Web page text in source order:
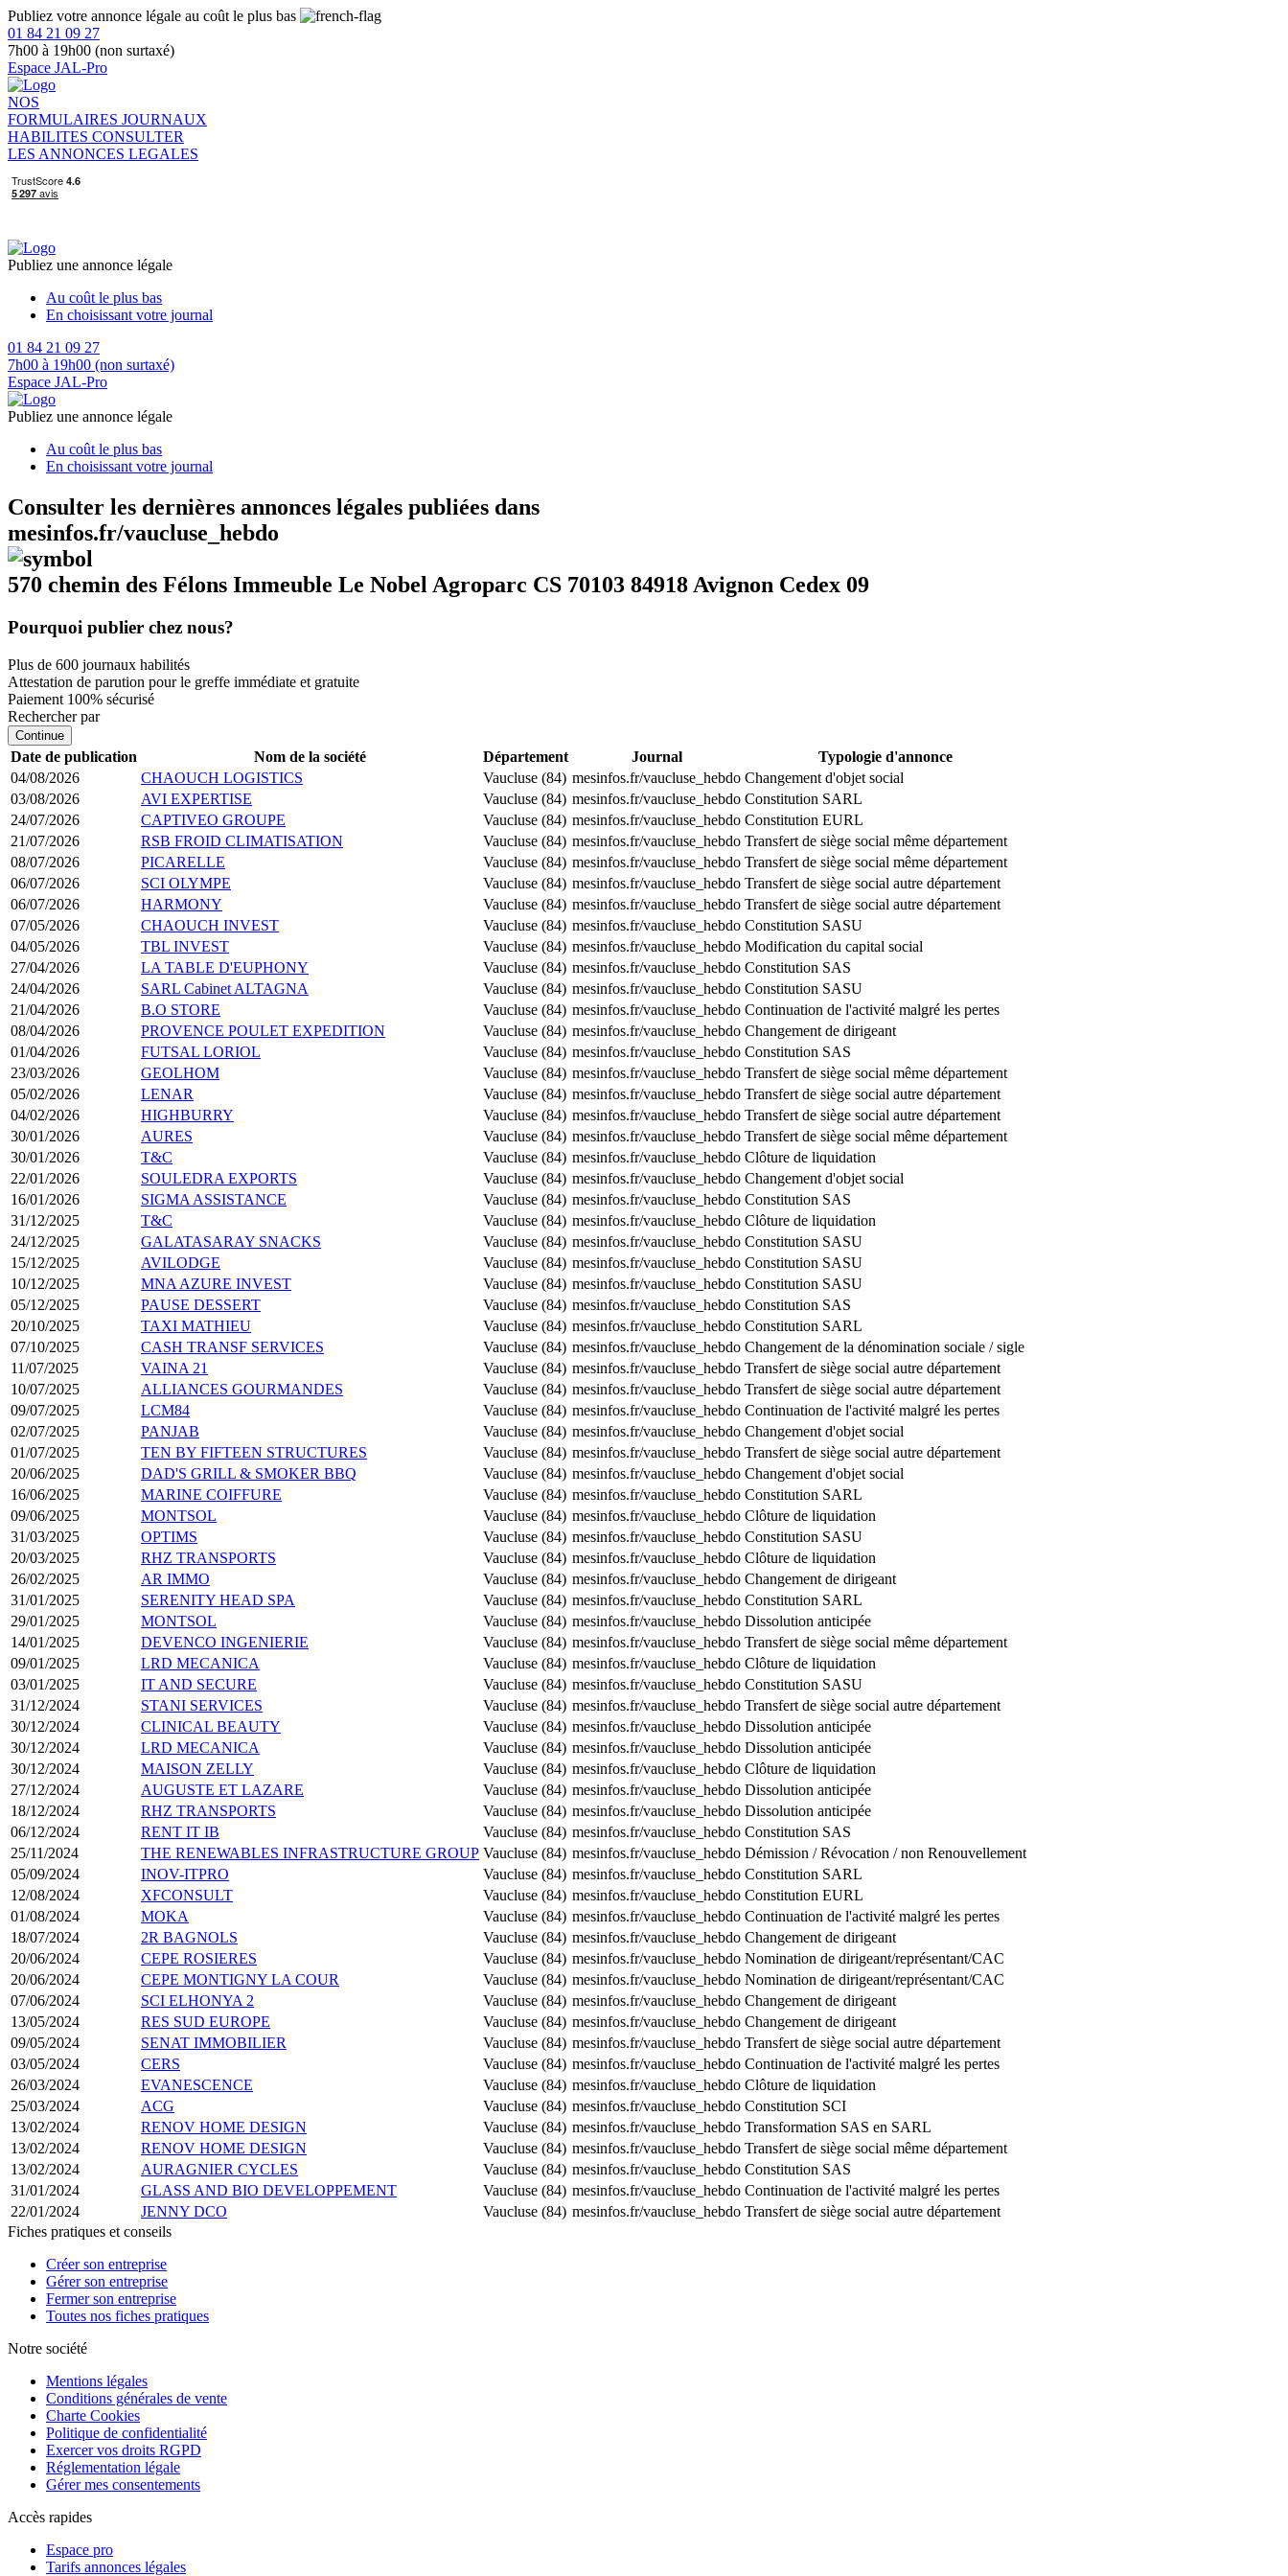
Publiez votre annonce légale au coût le plus bas
01 84 21 09 27
7h00 à 19h00 (non surtaxé)
Espace JAL-Pro
NOS
FORMULAIRES JOURNAUX
HABILITES CONSULTER
LES ANNONCES LEGALES
Publiez une annonce légale
Au coût le plus bas
En choisissant votre journal
01 84 21 09 27
7h00 à 19h00 (non surtaxé)
Espace JAL-Pro
Publiez une annonce légale
Au coût le plus bas
En choisissant votre journal
Consulter les dernières annonces légales publiées dans
mesinfos.fr/vaucluse_hebdo
570 chemin des Félons Immeuble Le Nobel Agroparc CS 70103 84918 Avignon Cedex 09
Pourquoi publier chez nous?
Plus de 600 journaux habilités
Attestation de parution pour le greffe immédiate et gratuite
Paiement 100% sécurisé
Rechercher par
Continue
Date de publication Nom de la société Département Journal
Typologie d'annonce
04/08/2026
CHAOUCH LOGISTICS Vaucluse (84) mesinfos.fr/vaucluse_hebdo Changement d'objet social
03/08/2026
AVI EXPERTISE Vaucluse (84) mesinfos.fr/vaucluse_hebdo Constitution SARL
24/07/2026
CAPTIVEO GROUPE Vaucluse (84) mesinfos.fr/vaucluse_hebdo Constitution EURL
21/07/2026
RSB FROID CLIMATISATION Vaucluse (84) mesinfos.fr/vaucluse_hebdo Transfert de siège social même département
08/07/2026
PICARELLE Vaucluse (84) mesinfos.fr/vaucluse_hebdo Transfert de siège social même département
06/07/2026
SCI OLYMPE Vaucluse (84) mesinfos.fr/vaucluse_hebdo Transfert de siège social autre département
06/07/2026
HARMONY Vaucluse (84) mesinfos.fr/vaucluse_hebdo Transfert de siège social autre département
07/05/2026
CHAOUCH INVEST Vaucluse (84) mesinfos.fr/vaucluse_hebdo Constitution SASU
04/05/2026
TBL INVEST Vaucluse (84) mesinfos.fr/vaucluse_hebdo Modification du capital social
27/04/2026
LA TABLE D'EUPHONY Vaucluse (84) mesinfos.fr/vaucluse_hebdo Constitution SAS
24/04/2026
SARL Cabinet ALTAGNA Vaucluse (84) mesinfos.fr/vaucluse_hebdo Constitution SASU
21/04/2026
B.O STORE Vaucluse (84) mesinfos.fr/vaucluse_hebdo Continuation de l'activité malgré les pertes
08/04/2026
PROVENCE POULET EXPEDITION Vaucluse (84) mesinfos.fr/vaucluse_hebdo Changement de dirigeant
01/04/2026
FUTSAL LORIOL Vaucluse (84) mesinfos.fr/vaucluse_hebdo Constitution SAS
23/03/2026
GEOLHOM Vaucluse (84) mesinfos.fr/vaucluse_hebdo Transfert de siège social même département
05/02/2026
LENAR Vaucluse (84) mesinfos.fr/vaucluse_hebdo Transfert de siège social autre département
04/02/2026
HIGHBURRY Vaucluse (84) mesinfos.fr/vaucluse_hebdo Transfert de siège social autre département
30/01/2026
AURES Vaucluse (84) mesinfos.fr/vaucluse_hebdo Transfert de siège social même département
30/01/2026
T&C Vaucluse (84) mesinfos.fr/vaucluse_hebdo Clôture de liquidation
22/01/2026
SOULEDRA EXPORTS Vaucluse (84) mesinfos.fr/vaucluse_hebdo Changement d'objet social
16/01/2026
SIGMA ASSISTANCE Vaucluse (84) mesinfos.fr/vaucluse_hebdo Constitution SAS
31/12/2025
T&C Vaucluse (84) mesinfos.fr/vaucluse_hebdo Clôture de liquidation
24/12/2025
GALATASARAY SNACKS Vaucluse (84) mesinfos.fr/vaucluse_hebdo Constitution SASU
15/12/2025
AVILODGE Vaucluse (84) mesinfos.fr/vaucluse_hebdo Constitution SASU
10/12/2025
MNA AZURE INVEST Vaucluse (84) mesinfos.fr/vaucluse_hebdo Constitution SASU
05/12/2025
PAUSE DESSERT Vaucluse (84) mesinfos.fr/vaucluse_hebdo Constitution SAS
20/10/2025
TAXI MATHIEU Vaucluse (84) mesinfos.fr/vaucluse_hebdo Constitution SARL
07/10/2025
CASH TRANSF SERVICES Vaucluse (84) mesinfos.fr/vaucluse_hebdo Changement de la dénomination sociale / sigle
11/07/2025
VAINA 21 Vaucluse (84) mesinfos.fr/vaucluse_hebdo Transfert de siège social autre département
10/07/2025
ALLIANCES GOURMANDES Vaucluse (84) mesinfos.fr/vaucluse_hebdo Transfert de siège social autre département
09/07/2025
LCM84 Vaucluse (84) mesinfos.fr/vaucluse_hebdo Continuation de l'activité malgré les pertes
02/07/2025
PANJAB Vaucluse (84) mesinfos.fr/vaucluse_hebdo Changement d'objet social
01/07/2025
TEN BY FIFTEEN STRUCTURES Vaucluse (84) mesinfos.fr/vaucluse_hebdo Transfert de siège social autre département
20/06/2025
DAD'S GRILL & SMOKER BBQ Vaucluse (84) mesinfos.fr/vaucluse_hebdo Changement d'objet social
16/06/2025
MARINE COIFFURE Vaucluse (84) mesinfos.fr/vaucluse_hebdo Constitution SARL
09/06/2025
MONTSOL Vaucluse (84) mesinfos.fr/vaucluse_hebdo Clôture de liquidation
31/03/2025
OPTIMS Vaucluse (84) mesinfos.fr/vaucluse_hebdo Constitution SASU
20/03/2025
RHZ TRANSPORTS Vaucluse (84) mesinfos.fr/vaucluse_hebdo Clôture de liquidation
26/02/2025
AR IMMO Vaucluse (84) mesinfos.fr/vaucluse_hebdo Changement de dirigeant
31/01/2025
SERENITY HEAD SPA Vaucluse (84) mesinfos.fr/vaucluse_hebdo Constitution SARL
29/01/2025
MONTSOL Vaucluse (84) mesinfos.fr/vaucluse_hebdo Dissolution anticipée
14/01/2025
DEVENCO INGENIERIE Vaucluse (84) mesinfos.fr/vaucluse_hebdo Transfert de siège social même département
09/01/2025
LRD MECANICA Vaucluse (84) mesinfos.fr/vaucluse_hebdo Clôture de liquidation
03/01/2025
IT AND SECURE Vaucluse (84) mesinfos.fr/vaucluse_hebdo Constitution SASU
31/12/2024
STANI SERVICES Vaucluse (84) mesinfos.fr/vaucluse_hebdo Transfert de siège social autre département
30/12/2024
CLINICAL BEAUTY Vaucluse (84) mesinfos.fr/vaucluse_hebdo Dissolution anticipée
30/12/2024
LRD MECANICA Vaucluse (84) mesinfos.fr/vaucluse_hebdo Dissolution anticipée
30/12/2024
MAISON ZELLY Vaucluse (84) mesinfos.fr/vaucluse_hebdo Clôture de liquidation
27/12/2024
AUGUSTE ET LAZARE Vaucluse (84) mesinfos.fr/vaucluse_hebdo Dissolution anticipée
18/12/2024
RHZ TRANSPORTS Vaucluse (84) mesinfos.fr/vaucluse_hebdo Dissolution anticipée
06/12/2024
RENT IT IB Vaucluse (84) mesinfos.fr/vaucluse_hebdo Constitution SAS
25/11/2024
THE RENEWABLES INFRASTRUCTURE GROUP Vaucluse (84) mesinfos.fr/vaucluse_hebdo Démission / Révocation / non Renouvellement
05/09/2024
INOV-ITPRO Vaucluse (84) mesinfos.fr/vaucluse_hebdo Constitution SARL
12/08/2024
XFCONSULT Vaucluse (84) mesinfos.fr/vaucluse_hebdo Constitution EURL
01/08/2024
MOKA Vaucluse (84) mesinfos.fr/vaucluse_hebdo Continuation de l'activité malgré les pertes
18/07/2024
2R BAGNOLS Vaucluse (84) mesinfos.fr/vaucluse_hebdo Changement de dirigeant
20/06/2024
CEPE ROSIERES Vaucluse (84) mesinfos.fr/vaucluse_hebdo Nomination de dirigeant/représentant/CAC
20/06/2024
CEPE MONTIGNY LA COUR Vaucluse (84) mesinfos.fr/vaucluse_hebdo Nomination de dirigeant/représentant/CAC
07/06/2024
SCI ELHONYA 2 Vaucluse (84) mesinfos.fr/vaucluse_hebdo Changement de dirigeant
13/05/2024
RES SUD EUROPE Vaucluse (84) mesinfos.fr/vaucluse_hebdo Changement de dirigeant
09/05/2024
SENAT IMMOBILIER Vaucluse (84) mesinfos.fr/vaucluse_hebdo Transfert de siège social autre département
03/05/2024
CERS Vaucluse (84) mesinfos.fr/vaucluse_hebdo Continuation de l'activité malgré les pertes
26/03/2024
EVANESCENCE Vaucluse (84) mesinfos.fr/vaucluse_hebdo Clôture de liquidation
25/03/2024
ACG Vaucluse (84) mesinfos.fr/vaucluse_hebdo Constitution SCI
13/02/2024
RENOV HOME DESIGN Vaucluse (84) mesinfos.fr/vaucluse_hebdo Transformation SAS en SARL
13/02/2024
RENOV HOME DESIGN Vaucluse (84) mesinfos.fr/vaucluse_hebdo Transfert de siège social même département
13/02/2024
AURAGNIER CYCLES Vaucluse (84) mesinfos.fr/vaucluse_hebdo Constitution SAS
31/01/2024
GLASS AND BIO DEVELOPPEMENT Vaucluse (84) mesinfos.fr/vaucluse_hebdo Continuation de l'activité malgré les pertes
22/01/2024
JENNY DCO Vaucluse (84) mesinfos.fr/vaucluse_hebdo Transfert de siège social autre département
Fiches pratiques et conseils
Créer son entreprise
Gérer son entreprise
Fermer son entreprise
Toutes nos fiches pratiques
Notre société
Mentions légales
Conditions générales de vente
Charte Cookies
Politique de confidentialité
Exercer vos droits RGPD
Réglementation légale
Gérer mes consentements
Accès rapides
Espace pro
Tarifs annonces légales